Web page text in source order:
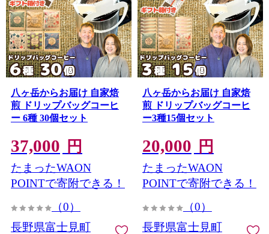
八ヶ岳からお届け 自家焙
煎 ドリップバッグコーヒ
ー 6種 30個セット
37,000 円
たまったWAON
POINTで寄附できる！
（0）
長野県富士見町
八ヶ岳からお届け 自家焙
煎 ドリップバッグコーヒ
ー3種15個セット
20,000 円
たまったWAON
POINTで寄附できる！
（0）
長野県富士見町